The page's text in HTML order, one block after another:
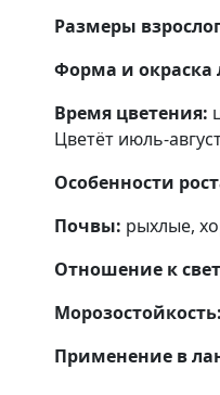
Размеры
Форма и окраска
Время цветения:
Цветёт июль-
Особенности
Почвы: рыхлые,
Отношение к
Морозостойкость:
Применение в